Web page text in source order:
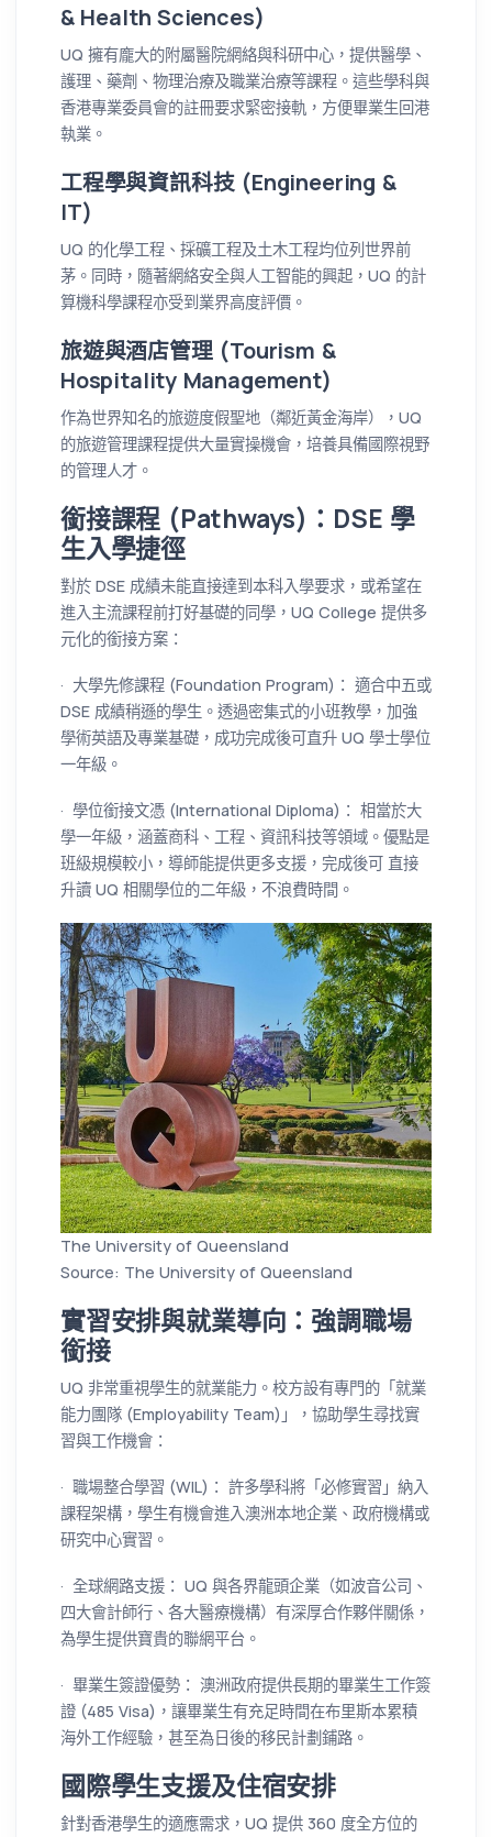
& Health Sciences)
UQ 擁有龐大的附屬醫院網絡與科研中心，提供醫學、
護理、藥劑、物理治療及職業治療等課程。這些學科與
香港專業委員會的註冊要求緊密接軌，方便畢業生回港
執業。
工程學與資訊科技 (Engineering &
IT)
UQ 的化學工程、採礦工程及土木工程均位列世界前
茅。同時，隨著網絡安全與人工智能的興起，UQ 的計
算機科學課程亦受到業界高度評價。
旅遊與酒店管理 (Tourism &
Hospitality Management)
作為世界知名的旅遊度假聖地（鄰近黃金海岸），UQ
的旅遊管理課程提供大量實操機會，培養具備國際視野
的管理人才。
銜接課程 (Pathways)：DSE 學
生入學捷徑
對於 DSE 成績未能直接達到本科入學要求，或希望在
進入主流課程前打好基礎的同學，UQ College 提供多
元化的銜接方案：
· 大學先修課程 (Foundation Program)： 適合中五或
DSE 成績稍遜的學生。透過密集式的小班教學，加強
學術英語及專業基礎，成功完成後可直升 UQ 學士學位
一年級。
· 學位銜接文憑 (International Diploma)： 相當於大
學一年級，涵蓋商科、工程、資訊科技等領域。優點是
班級規模較小，導師能提供更多支援，完成後可 直接
升讀 UQ 相關學位的二年級，不浪費時間。
The University of Queensland
Source: The University of Queensland
實習安排與就業導向：強調職場
銜接
UQ 非常重視學生的就業能力。校方設有專門的「就業
能力團隊 (Employability Team)」，協助學生尋找實
習與工作機會：
· 職場整合學習 (WIL)： 許多學科將「必修實習」納入
課程架構，學生有機會進入澳洲本地企業、政府機構或
研究中心實習。
· 全球網路支援： UQ 與各界龍頭企業（如波音公司、
四大會計師行、各大醫療機構）有深厚合作夥伴關係，
為學生提供寶貴的聯網平台。
· 畢業生簽證優勢： 澳洲政府提供長期的畢業生工作簽
證 (485 Visa)，讓畢業生有充足時間在布里斯本累積
海外工作經驗，甚至為日後的移民計劃鋪路。
國際學生支援及住宿安排
針對香港學生的適應需求，UQ 提供 360 度全方位的